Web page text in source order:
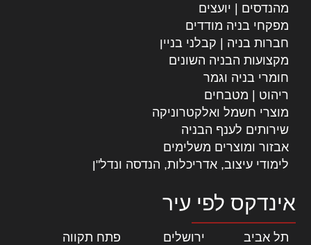
מהנדסים | יועצים
מפקחי בניה מודדים
חברות בניה | קבלני בניין
מקצועות הבניה השונים
חומרי בניה וגמר
ריהוט | מטבחים
מוצרי חשמל ואלקטרוניקה
שירותים לענף הבניה
אבזור ומוצרים משלימים
לימודי עיצוב, אדריכלות, הנדסה ונדל"ן
אינדקס לפי עיר
תל אביב ירושלים פתח תקווה